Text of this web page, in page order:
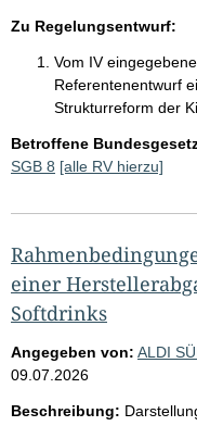
Zu Regelungsentwurf:
Vom IV
Referentenentwurf
Strukturreform der
Betroffene
SGB 8 [alle RV hierzu]
einer
Softdrinks
Angegeben von: ALDI
09.07.2026
Beschreibung: